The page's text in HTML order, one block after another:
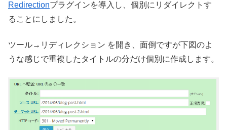
Redirectionプラグインを導入し、個別にリダイレクトす
ることにしました。
ツール→リディレクション を開き、面倒ですが下図のよ
うな感じで重複したタイトルの分だけ個別に作成します。